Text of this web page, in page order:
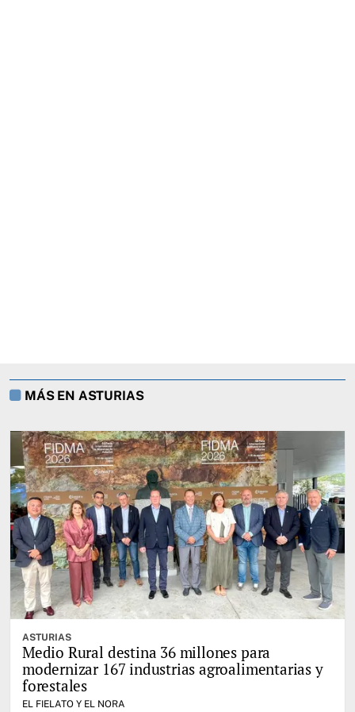
MÁS EN ASTURIAS
ASTURIAS
Medio Rural destina 36 millones para
modernizar 167 industrias agroalimentarias y
forestales
EL FIELATO Y EL NORA